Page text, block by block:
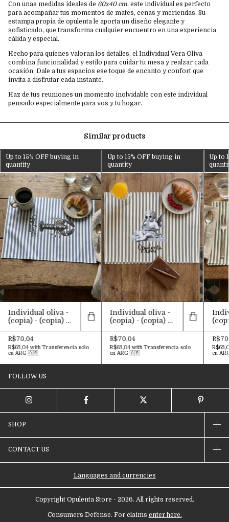
Con unas medidas ideales de 60x40 cm, este individual es perfecto
para acompañar tus momentos de mates, cenas y meriendas. Su
estampa propia de opulenta le aporta un diseño elegante y
sofisticado, que transforma cualquier encuentro en una experiencia
cálida y especial.
Hecho para quienes valoran los detalles, el Individual Vera Oliva
combina funcionalidad y estilo para cuidar tu mesa y realzar cada
ocasión. Dale a tus espacios ese toque de encanto y confort que
invita a disfrutar cada instante.
Haz de tus reuniones un momento inolvidable con este individual
pensado especialmente para vos y tu hogar.
Similar products
Up to 15% OFF buying in
quantity
Individual oliva -
(copia) - (copia) -
(copia) - (copia) -
(copia) - (copia) -
(copia) - (copia) -
(copia) - (copia) -
(copia) - (copia) -
(copia) - (copia) -
(copia) - (copia) -
(copia) - (copia) -
(copia) - (copia) -
R$70,04
R$63,04with Transferencia solo
en ARG 🇦🇷
Up to 15% OFF buying in
quantity
Individual oliva -
(copia) - (copia) -
(copia) - (copia) -
(copia) - (copia) -
(copia) - (copia) -
R$70,04
R$63,04with Transferencia solo
en ARG 🇦🇷
Up to
en
FOLLOW US
SHOP
CONTACT US
Languages and currencies
Copyright Opulenta Store - 2026. All rights reserved.
Consumers Defense. For claims enter here.